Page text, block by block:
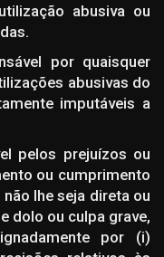
abusiva ou
por quaisquer
abusivas do
imputáveis a
pelos prejuízos ou
ou cumprimento
lhe seja direta ou
dolo ou culpa grave,
por (i)